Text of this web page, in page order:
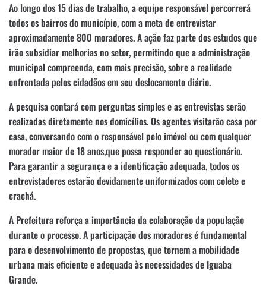
Ao longo dos 15 dias de trabalho, a equipe responsável percorrerá
todos os bairros do município, com a meta de entrevistar
aproximadamente 800 moradores. A ação faz parte dos estudos que
irão subsidiar melhorias no setor, permitindo que a administração
municipal compreenda, com mais precisão, sobre a realidade
enfrentada pelos cidadãos em seu deslocamento diário.
A pesquisa contará com perguntas simples e as entrevistas serão
realizadas diretamente nos domicílios. Os agentes visitarão casa por
casa, conversando com o responsável pelo imóvel ou com qualquer
morador maior de 18 anos,que possa responder ao questionário.
Para garantir a segurança e a identificação adequada, todos os
entrevistadores estarão devidamente uniformizados com colete e
crachá.
A Prefeitura reforça a importância da colaboração da população
durante o processo. A participação dos moradores é fundamental
para o desenvolvimento de propostas, que tornem a mobilidade
urbana mais eficiente e adequada às necessidades de Iguaba
Grande.